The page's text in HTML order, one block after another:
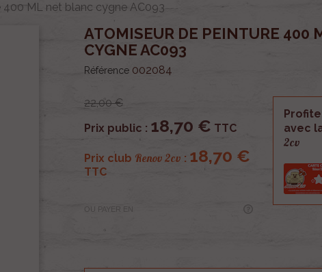
ML net blanc cygne AC093
ATOMISEUR DE PEINTURE 400
CYGNE AC093
Référence 002084
22,00 €
Prix public : 18,70 € TTC
Prix club Renov 2cv : 18,70 €
TTC
OU PAYER EN
avec
2cv